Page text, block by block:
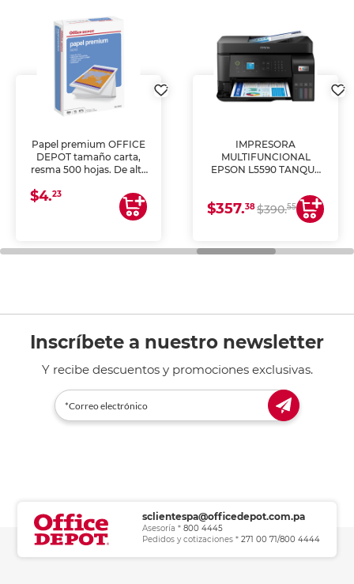
Papel premium OFFICE
DEPOT tamaño carta,
resma 500 hojas. De alta
uniforme, ideal para
impresoras de inyección
de tinta y láser,
general de oficina.
$4.23
IMPRESORA
MULTIFUNCIONAL
EPSON L5590 TANQUE
COPIA Y ESCANEA)
$357.38$390.55
Inscríbete a nuestro newsletter
Y recibe descuentos y promociones exclusivas.
sclientespa@officedepot.com.pa
Asesoría * 800 4445
Pedidos y cotizaciones * 271 00 71/800 4444